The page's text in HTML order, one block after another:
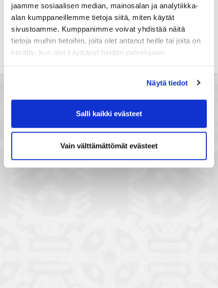
jaamme sosiaalisen median, mainosalan ja analytiikka-
alan kumppaneillemme tietoja siitä, miten käytät
sivustoamme. Kumppanimme voivat yhdistää näitä
tietoja muihin tietoihin, joita olet antanut heille tai joita on
kerätty, kun olet käyttänyt heidän palvelujaan.
Näytä tiedot
Salli kaikki evästeet
Vain välttämättömät evästeet
käsittelyn (*)
(*) Tieto on pakollinen